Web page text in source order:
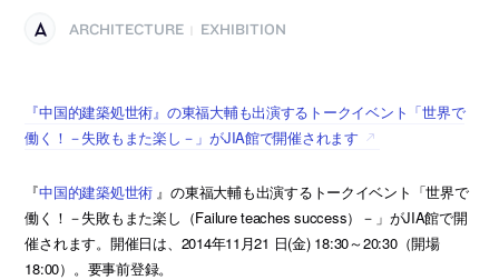
ARCHITECTURE EXHIBITION
『中国的建築処世術』の東福大輔も出演するトークイベント「世界で
働く！－失敗もまた楽し－」がJIA館で開催されます
『中国的建築処世術 』の東福大輔も出演するトークイベント「世界で
働く！－失敗もまた楽し（Failure teaches success）－」がJIA館で開
催されます。開催日は、2014年11月21 日(金) 18:30～20:30（開場
18:00）。要事前登録。